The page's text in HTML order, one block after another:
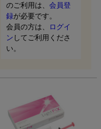
のご利用は、 会員登
録が必要です。
会員の方は、
ログイ
ン してご利用くださ
い。